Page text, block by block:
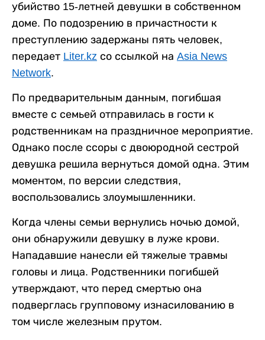
убийство 15-летней девушки в собственном
доме. По подозрению в причастности к
преступлению задержаны пять человек,
передает Liter.kz со ссылкой на Asia News
Network.
По предварительным данным, погибшая
вместе с семьей отправилась в гости к
родственникам на праздничное мероприятие.
Однако после ссоры с двоюродной сестрой
девушка решила вернуться домой одна. Этим
моментом, по версии следствия,
воспользовались злоумышленники.
Когда члены семьи вернулись ночью домой,
они обнаружили девушку в луже крови.
Нападавшие нанесли ей тяжелые травмы
головы и лица. Родственники погибшей
утверждают, что перед смертью она
подверглась групповому изнасилованию в
том числе железным прутом.